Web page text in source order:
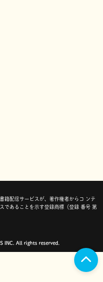
籍配信サービスが、著作権者からコ ンテ
であることを示す登録商標（登録 番号 第
INC. All rights reserved.